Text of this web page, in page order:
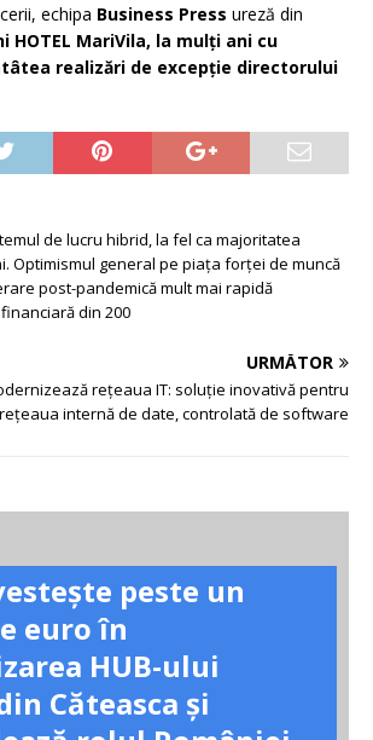
echipa Business Press ureză din
HOTEL MariVila, la mulţi ani cu
realizări de excepţie directorului
de lucru hibrid, la fel ca majoritatea
Optimismul general pe piața forței de muncă
post-pandemică mult mai rapidă
din 200
URMĂTOR
rețeaua IT: soluție inovativă pentru
rețeaua internă de date, controlată de software
peste un
euro în
HUB-ului
Căteasca și